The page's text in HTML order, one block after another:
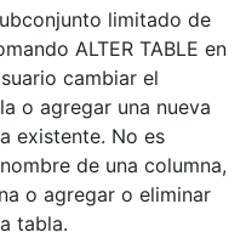
limitado de
ALTER TABLE en
cambiar el
o agregar una nueva
existente. No es
de una columna,
o agregar o eliminar
tabla.